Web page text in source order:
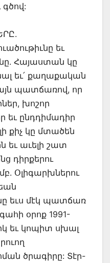
գծով:
եւ
Հայաստան կը
եւ՛ քաղաքական
պատճառով, որ
խոշոր
եւ ընդդիմադիր
քիչ կը մտածեն
եւ աւելի շատ
դիրքերու
Օլիգարխներու
եւս մէկ պատճառ
օրոք 1991-
եւ կոպիտ սխալ
ծրագիրը: Տէր-